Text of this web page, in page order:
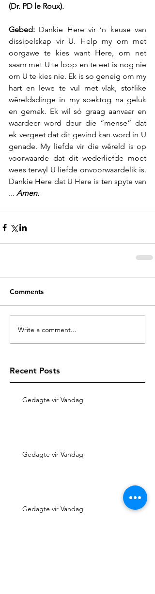
(Dr. PD le Roux).
Gebed: Dankie Here vir ‘n keuse van
dissipelskap vir U. Help my om met
oorgawe te kies want Here, om net
saam met U te loop en te eet is nog nie
om U te kies nie. Ek is so geneig om my
hart en lewe te vul met vlak, stoflike
wêreldsdinge in my soektog na geluk
en gemak. Ek wil só graag aanvaar en
waardeer word deur die “mense” dat
ek vergeet dat dit gevind kan word in U
genade. My liefde vir die wêreld is op
voorwaarde dat dit wederliefde moet
wees terwyl U liefde onvoorwaardelik is.
Dankie Here dat U Here is ten spyte van
... Amen.
Comments
Write a comment...
Recent Posts
Gedagte vir Vandag
Gedagte vir Vandag
Gedagte vir Vandag